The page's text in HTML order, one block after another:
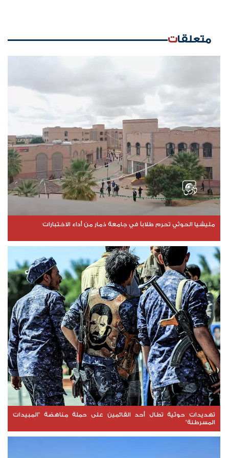
متعلقات
مليشيا الحوثي تحرم طلاباً في جامعة ذمار من أداء الاختبارات
تهديدات حوثية تطال أحد القائمين على حملة مناهضة "المبيدات
المسرطنة"